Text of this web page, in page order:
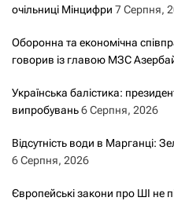
очільниці Мінцифри 7 Серпня,
Оборонна та економічна
говорив із главою МЗС
Українська балістика:
випробувань6 Серпня, 2026
Відсутність води в Марганці:
6 Серпня, 2026
Європейські закони про ШІ не